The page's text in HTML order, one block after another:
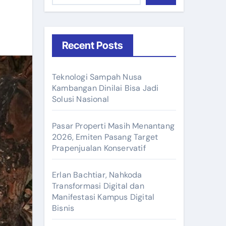
Recent Posts
Teknologi Sampah Nusa
Kambangan Dinilai Bisa Jadi
Solusi Nasional
Pasar Properti Masih Menantang
2026, Emiten Pasang Target
Prapenjualan Konservatif
Erlan Bachtiar, Nahkoda
Transformasi Digital dan
Manifestasi Kampus Digital
Bisnis